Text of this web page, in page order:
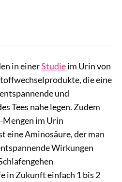
in einerStudieim Urin von
die eine
und
Tees nahe legen. Zudem
im Urin
eine Aminosäure, der man
Wirkungen
in Zukunft einfach 1 bis 2